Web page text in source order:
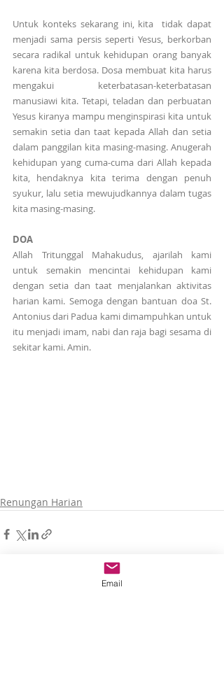
Untuk konteks sekarang ini, kita  tidak dapat
menjadi sama persis seperti Yesus, berkorban
secara radikal untuk kehidupan orang banyak
karena kita berdosa. Dosa membuat kita harus
mengakui keterbatasan-keterbatasan
manusiawi kita. Tetapi, teladan dan perbuatan
Yesus kiranya mampu menginspirasi kita untuk
semakin setia dan taat kepada Allah dan setia
dalam panggilan kita masing-masing. Anugerah
kehidupan yang cuma-cuma dari Allah kepada
kita, hendaknya kita terima dengan penuh
syukur, lalu setia mewujudkannya dalam tugas
kita masing-masing.
DOA
Allah Tritunggal Mahakudus, ajarilah kami
untuk semakin mencintai kehidupan kami
dengan setia dan taat menjalankan aktivitas
harian kami. Semoga dengan bantuan doa St.
Antonius dari Padua kami dimampuhkan untuk
itu menjadi imam, nabi dan raja bagi sesama di
sekitar kami. Amin.
Renungan Harian
Email